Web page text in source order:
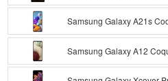
Samsung Galaxy A21s
Samsung Galaxy A12